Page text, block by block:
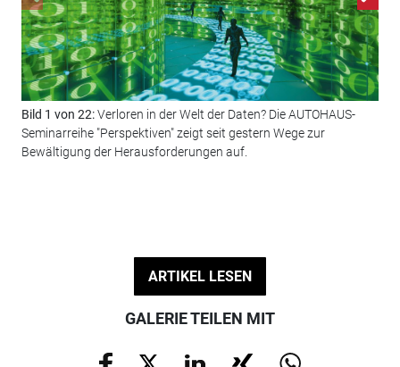
Bild 1 von 22:Verloren in der Welt der Daten? Die AUTOHAUS-
Seminarreihe "Perspektiven" zeigt seit gestern Wege zur
Bewältigung der Herausforderungen auf.
ARTIKEL LESEN
GALERIE TEILEN MIT